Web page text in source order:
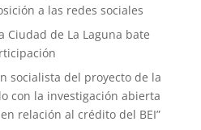
a las redes sociales
Ciudad de La Laguna bate
socialista del proyecto de la
con la investigación abierta
relación al crédito del BEI”